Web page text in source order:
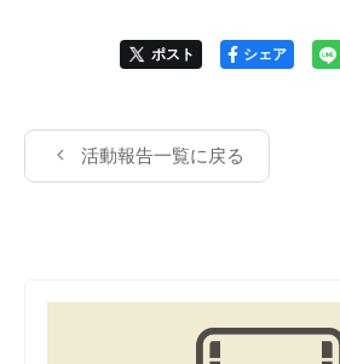
ポスト シェア
活動報告一覧に戻る